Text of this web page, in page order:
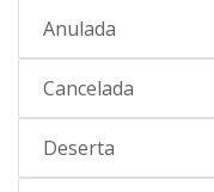
Anulada
Cancelada
Deserta